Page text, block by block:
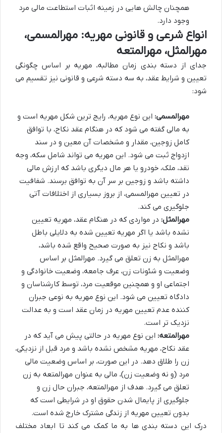
همچنان چالش هایی در زمینه اثبات استطاعت مالی مرد
وجود دارد.
انواع شرعی و قانونی مهریه: مهرالمسمی،
مهرالمثل، مهرالمتعه
جدای از دسته بندی زمان مطالبه، مهریه بر اساس چگونگی
تعیین و شرایط عقد، به سه دسته شرعی و قانونی نیز تقسیم می
شود:
مهرالمسمی: این نوع مهریه، رایج ترین شکل مهریه است و
به مالی گفته می شود که در هنگام عقد نکاح، با توافق
کامل زوجین، مقدار و مشخصات آن معین و در سند
ازدواج ثبت می شود. این مهریه می تواند شامل سکه، وجه
نقد، ملک، خودرو یا هر مال دیگری باشد که ارزش مالی
داشته باشد و زوجین بر سر آن به توافق برسند. شفافیت
در تعیین مهرالمسمی، از بروز بسیاری از اختلافات آتی
جلوگیری می کند.
مهرالمثل: در مواردی که در هنگام عقد، مهریه تعیین
نشده باشد یا اگر مهریه تعیین شده به دلایلی باطل
باشد و نکاح نیز به صورت صحیح واقع شده باشد،
مهرالمثل به زن تعلق می گیرد. مهرالمثل بر اساس
وضعیت و شئونات زن، عرف جامعه، وضعیت خانوادگی و
اجتماعی او و همچنین موقعیت مرد، توسط کارشناسان و
دادگاه تعیین می شود. این نوع مهریه به نوعی جبران
کننده عدم تعیین مهریه در زمان عقد است و به عدالت
نزدیک تر است.
مهرالمتعه: این نوع مهریه در حالتی پیش می آید که در
عقد نکاح، مهریه مشخص نشده باشد و مرد قبل از نزدیکی،
زن را طلاق دهد. در این صورت، بر اساس وضعیت مالی
مرد (و نه وضعیت زن)، مالی به عنوان مهرالمتعه به زن
تعلق می گیرد. هدف از مهرالمتعه، جبران حال زن و
جلوگیری از پایمال شدن حقوق او در شرایطی است که
بدون تعیین مهریه از زندگی مشترک خارج شده است.
درک این دسته بندی ها به ما کمک می کند تا ابعاد مختلف